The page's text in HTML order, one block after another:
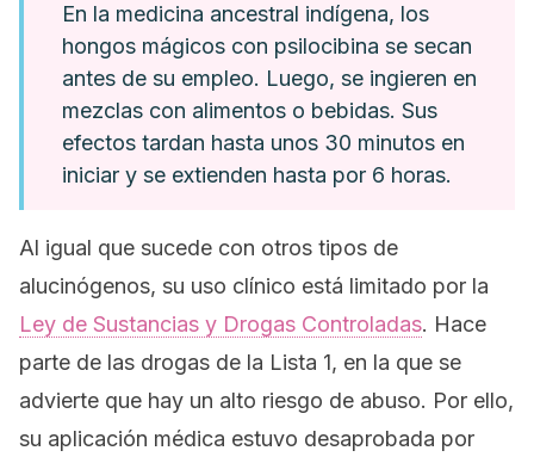
En la medicina ancestral indígena, los
hongos mágicos con psilocibina se secan
antes de su empleo. Luego, se ingieren en
mezclas con alimentos o bebidas. Sus
efectos tardan hasta unos 30 minutos en
iniciar y se extienden hasta por 6 horas.
Al igual que sucede con otros tipos de
alucinógenos, su uso clínico está limitado por la
Ley de Sustancias y Drogas Controladas. Hace
parte de las drogas de la Lista 1, en la que se
advierte que hay un alto riesgo de abuso. Por ello,
su aplicación médica estuvo desaprobada por